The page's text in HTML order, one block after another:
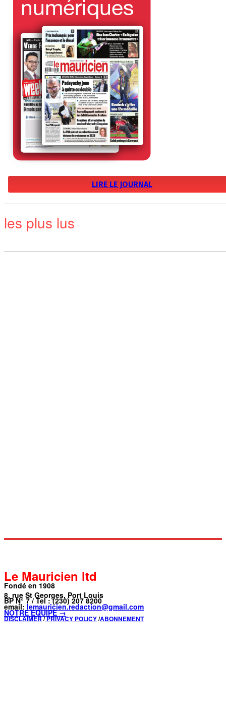
LIRE LE JOURNAL
les plus lus
Le Mauricien ltd
Fondé en 1908
8, rue St Georges, Port Louis
BP N° 7 / Tel : (230) 207 8200
email: lemauricien.redaction@gmail.com
NOTRE ÉQUIPE →
DISCLAIMER/PRIVACY POLICY/ABONNEMENT